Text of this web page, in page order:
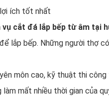
ích tốt nhất
vụ cắt đá lắp bếp từ âm tại
lắp bếp. Những người thợ
môn cao, kỹ thuật thi
mất nhiều thời gian của